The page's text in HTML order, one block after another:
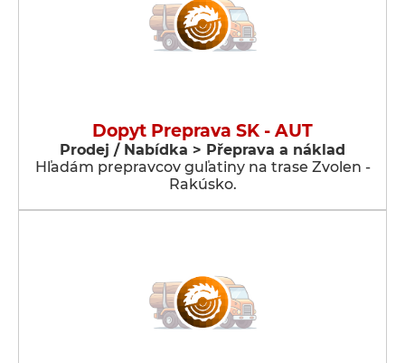
Dopyt Preprava SK - AUT
Prodej / Nabídka > Přeprava a náklad
Hľadám prepravcov guľatiny na trase Zvolen -
Rakúsko.